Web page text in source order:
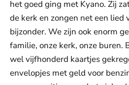
het goed ging met Kyano. Zij
de kerk en zongen net een lied
bijzonder. We zijn ook enorm
familie, onze kerk, onze buren.
wel vijfhonderd kaartjes
envelopjes met geld voor